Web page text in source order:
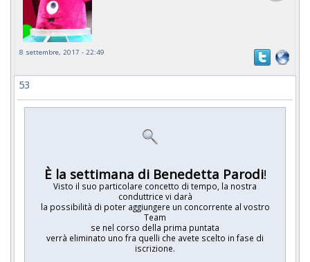
8 settembre, 2017 - 22:49
53
È la settimana di Benedetta Parodi!
Visto il suo particolare concetto di tempo, la nostra
conduttrice vi darà
la possibilità di poter aggiungere un concorrente al vostro
Team
se nel corso della prima puntata
verrà eliminato uno fra quelli che avete scelto in fase di
iscrizione.